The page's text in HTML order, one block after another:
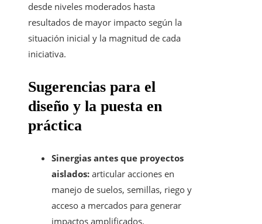
desde niveles moderados hasta
resultados de mayor impacto según la
situación inicial y la magnitud de cada
iniciativa.
Sugerencias para el
diseño y la puesta en
práctica
Sinergias antes que proyectos
aislados: articular acciones en
manejo de suelos, semillas, riego y
acceso a mercados para generar
impactos amplificados.